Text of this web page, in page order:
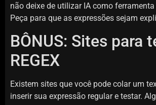
não deixe de utilizar IA como
Peça para que as expressões sejam
BÔNUS: Sites para
REGEX
Existem sites que você pode colar um
inserir sua expressão regular e testar.